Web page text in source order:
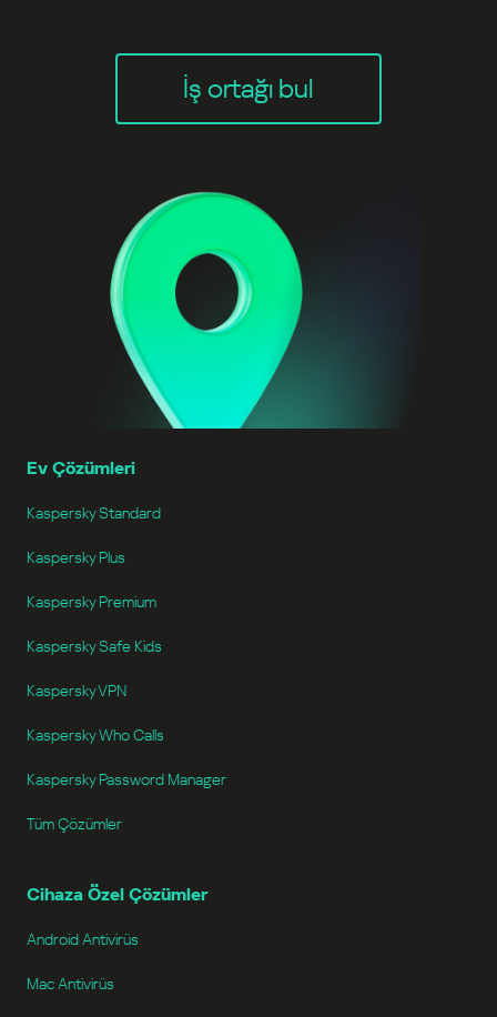
İş ortağı bul
Ev Çözümleri
Kaspersky Standard
Kaspersky Plus
Kaspersky Premium
Kaspersky Safe Kids
Kaspersky VPN
Kaspersky Who Calls
Kaspersky Password Manager
Tüm Çözümler
Cihaza Özel Çözümler
Android Antivirüs
Mac Antivirüs